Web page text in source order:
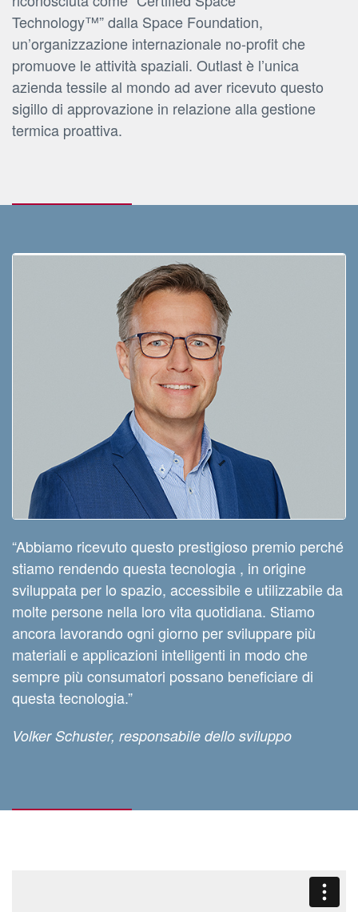
Technology™” dalla Space Foundation,
un’organizzazione internazionale no-profit che
promuove le attività spaziali. Outlast è l’unica
azienda tessile al mondo ad aver ricevuto questo
sigillo di approvazione in relazione alla gestione
termica proattiva.
“Abbiamo ricevuto questo prestigioso premio perché
stiamo rendendo questa tecnologia , in origine
sviluppata per lo spazio, accessibile e utilizzabile da
molte persone nella loro vita quotidiana. Stiamo
ancora lavorando ogni giorno per sviluppare più
materiali e applicazioni intelligenti in modo che
sempre più consumatori possano beneficiare di
questa tecnologia.”
Volker Schuster, responsabile dello sviluppo